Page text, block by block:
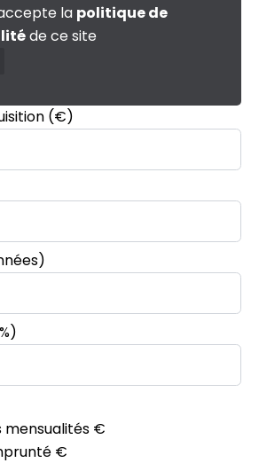
la politique de
de ce site
(€)
mensualités €
€